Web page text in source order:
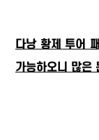
다낭 황제 투어
가능하오니 많은